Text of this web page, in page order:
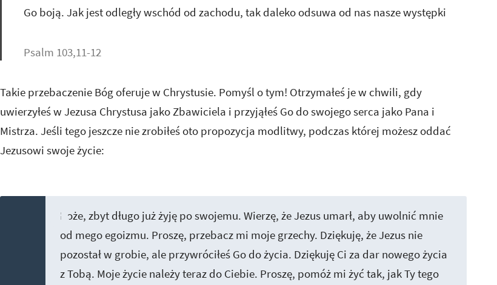
Go boją. Jak jest odległy wschód od zachodu, tak daleko odsuwa od nas nasze występki
Psalm 103,11-12
Takie przebaczenie Bóg oferuje w Chrystusie. Pomyśl o tym! Otrzymałeś je w chwili, gdy
uwierzyłeś w Jezusa Chrystusa jako Zbawiciela i przyjąłeś Go do swojego serca jako Pana i
Mistrza. Jeśli tego jeszcze nie zrobiłeś oto propozycja modlitwy, podczas której możesz oddać
Jezusowi swoje życie:
Boże, zbyt długo już żyję po swojemu. Wierzę, że Jezus umarł, aby uwolnić mnie
od mego egoizmu. Proszę, przebacz mi moje grzechy. Dziękuję, że Jezus nie
pozostał w grobie, ale przywróciłeś Go do życia. Dziękuję Ci za dar nowego życia
z Tobą. Moje życie należy teraz do Ciebie. Proszę, pomóż mi żyć tak, jak Ty tego